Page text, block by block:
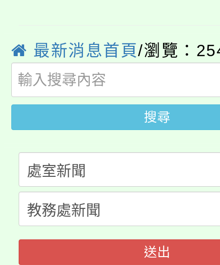
心理、諮商輔導、社會
系所師生報名參加。
學籍身 分審查程序及
版
淨零綠領人才培育課程
公告本校115學年度第
代理(課)教師甄選結果(
「2026金融保險知識
車」活動
桃園市115學年度學生
生本土語及新住民語歌
公告本校115學年度第
代理(課)教師甄選結果(
公告本校115學年度第
代理(課)教師甄選結果(
轉知中國文化大學推廣
《TA101》溝通分析基
程，歡迎學生輔導中心
最新消息首頁/瀏覽：
搜尋
送出